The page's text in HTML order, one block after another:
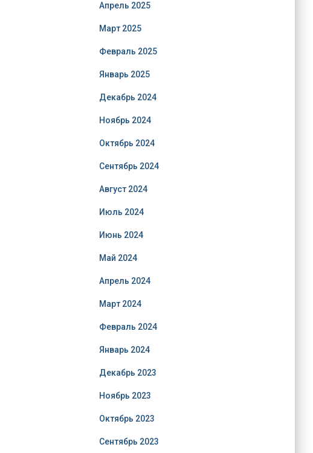
Апрель 2025
Март 2025
Февраль 2025
Январь 2025
Декабрь 2024
Ноябрь 2024
Октябрь 2024
Сентябрь 2024
Август 2024
Июль 2024
Июнь 2024
Май 2024
Апрель 2024
Март 2024
Февраль 2024
Январь 2024
Декабрь 2023
Ноябрь 2023
Октябрь 2023
Сентябрь 2023